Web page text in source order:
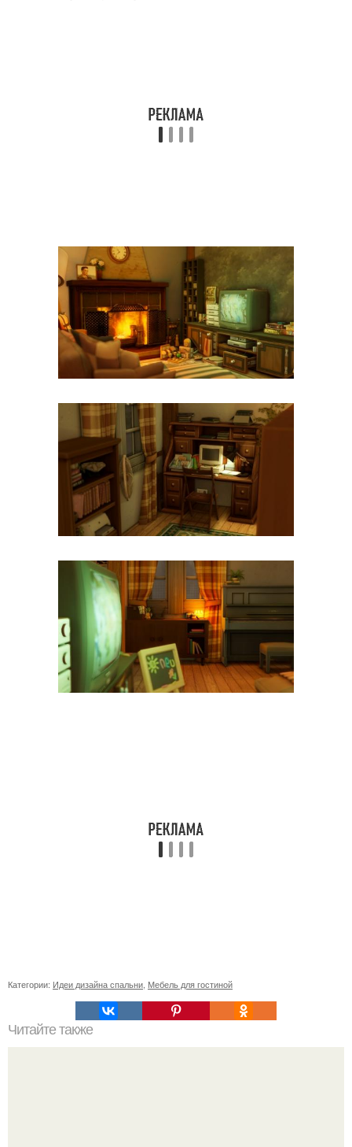
Категории: Идеи дизайна спальни, Мебель для гостиной
Читайте также